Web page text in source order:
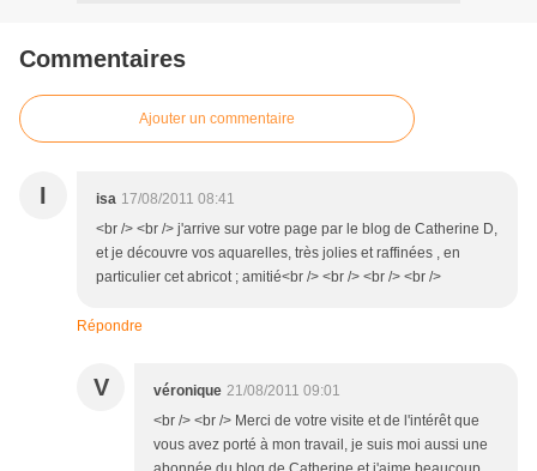
Commentaires
Ajouter un commentaire
I isa 17/08/2011 08:41
<br /> <br /> j'arrive sur votre page par le blog de Catherine D,
et je découvre vos aquarelles, très jolies et raffinées , en
particulier cet abricot ; amitié<br /> <br /> <br /> <br />
Répondre
V véronique 21/08/2011 09:01
<br /> <br /> Merci de votre visite et de l'intérêt que
vous avez porté à mon travail, je suis moi aussi une